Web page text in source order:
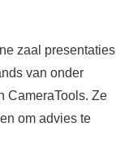
zaal presentaties
van onder
CameraTools. Ze
om advies te